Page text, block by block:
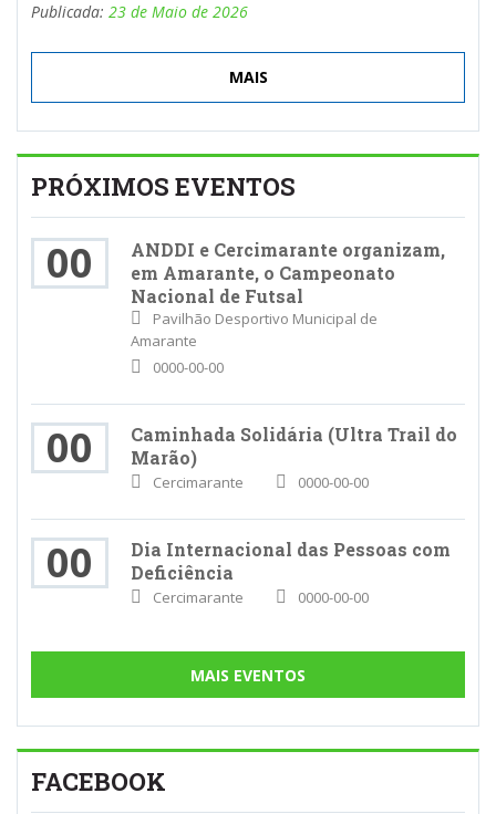
Publicada: 23 de Maio de 2026
MAIS
PRÓXIMOS EVENTOS
00
ANDDI e Cercimarante organizam,
em Amarante, o Campeonato
Nacional de Futsal
Pavilhão Desportivo Municipal de
Amarante
0000-00-00
00
Caminhada Solidária (Ultra Trail do
Marão)
Cercimarante 0000-00-00
00
Dia Internacional das Pessoas com
Deficiência
Cercimarante 0000-00-00
MAIS EVENTOS
FACEBOOK